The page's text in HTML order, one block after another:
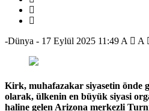
-Dünya - 17 Eylül 2025 11:49 A A
Kirk, muhafazakar siyasetin önde
olarak, ülkenin en büyük siyasi
haline gelen Arizona merkezli